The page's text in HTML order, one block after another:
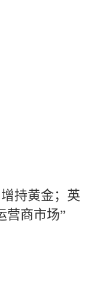
持黄金；英
营商市场”